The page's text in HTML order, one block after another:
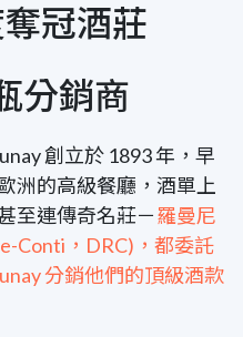
冠酒莊
分銷商
創立於 1893 年，早
洲的高級餐廳，酒單上
至連傳奇名莊－羅曼尼
Conti，DRC)，都委託
分銷他們的頂級酒款